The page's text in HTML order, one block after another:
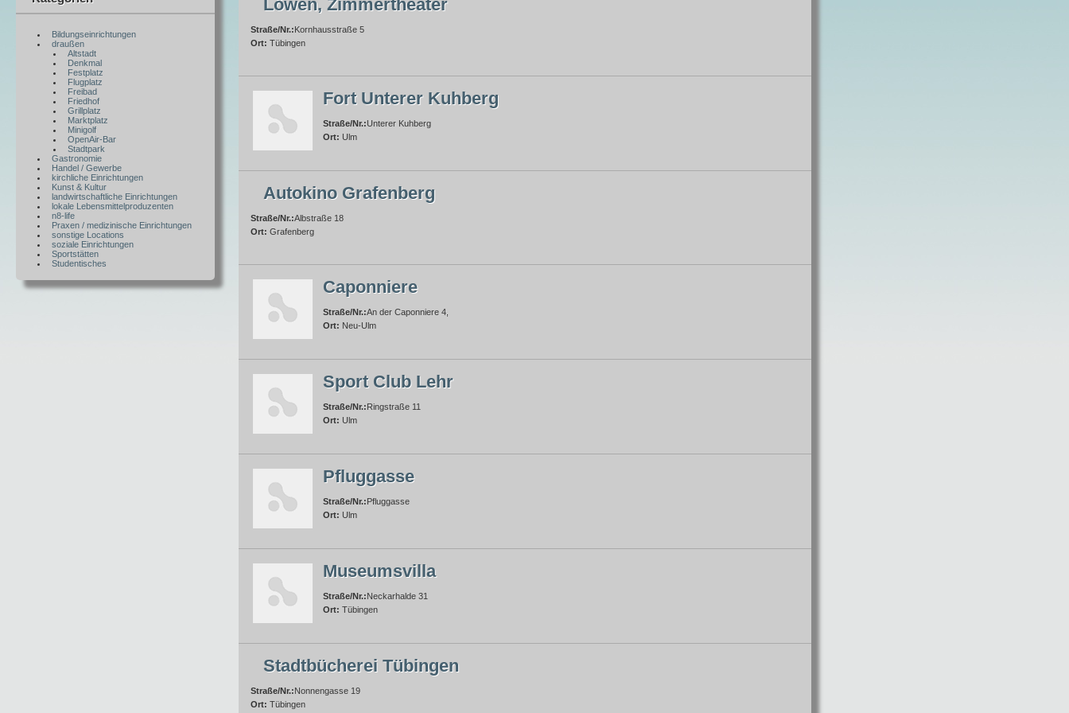
Bildungseinrichtungen
draußen
Altstadt
Denkmal
Festplatz
Flugplatz
Freibad
Friedhof
Grillplatz
Marktplatz
Minigolf
OpenAir-Bar
Stadtpark
Gastronomie
Handel / Gewerbe
kirchliche Einrichtungen
Kunst & Kultur
landwirtschaftliche Einrichtungen
lokale Lebensmittelproduzenten
n8-life
Praxen / medizinische Einrichtungen
sonstige Locations
soziale Einrichtungen
Sportstätten
Studentisches
Löwen, Zimmertheater
Straße/Nr.:Kornhausstraße 5
Ort: Tübingen
Fort Unterer Kuhberg
Straße/Nr.:Unterer Kuhberg
Ort: Ulm
Autokino Grafenberg
Straße/Nr.:Albstraße 18
Ort: Grafenberg
Caponniere
Straße/Nr.:An der Caponniere 4,
Ort: Neu-Ulm
Sport Club Lehr
Straße/Nr.:Ringstraße 11
Ort: Ulm
Pfluggasse
Straße/Nr.:Pfluggasse
Ort: Ulm
Museumsvilla
Straße/Nr.:Neckarhalde 31
Ort: Tübingen
Stadtbücherei Tübingen
Straße/Nr.:Nonnengasse 19
Ort: Tübingen